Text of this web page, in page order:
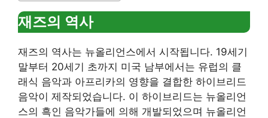
재즈의 역사
재즈의 역사는 뉴올리언스에서 시작됩니다. 19세기
말부터 20세기 초까지 미국 남부에서는 유럽의 클
래식 음악과 아프리카의 영향을 결합한 하이브리드
음악이 제작되었습니다. 이 하이브리드는 뉴올리언
스의 흑인 음악가들에 의해 개발되었으며 뉴올리언